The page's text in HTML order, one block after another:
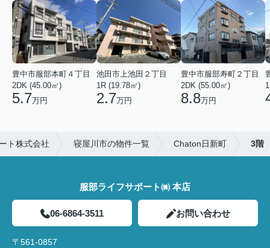
豊中市服部本町４丁目
2DK (45.00㎡)
5.7万円
池田市上池田２丁目
1R (19.78㎡)
2.7万円
豊中市服部寿町２丁目
2DK (55.00㎡)
8.8万円
ト株式会社 寝屋川市の物件一覧 Chaton日新町 3階
服部ライフサポート㈱ 本店
06-6864-3511 お問い合わせ
〒561-0857